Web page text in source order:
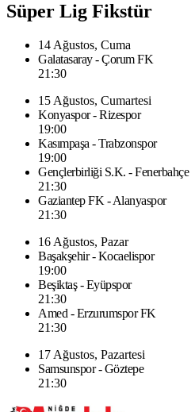
Süper Lig Fikstür
14 Ağustos, Cuma
Galatasaray - Çorum FK
21:30
15 Ağustos, Cumartesi
Konyaspor - Rizespor
19:00
Kasımpaşa - Trabzonspor
19:00
Gençlerbirliği S.K. - Fenerbahçe
21:30
Gaziantep FK - Alanyaspor
21:30
16 Ağustos, Pazar
Başakşehir - Kocaelispor
19:00
Beşiktaş - Eyüpspor
21:30
Amed - Erzurumspor FK
21:30
17 Ağustos, Pazartesi
Samsunspor - Göztepe
21:30